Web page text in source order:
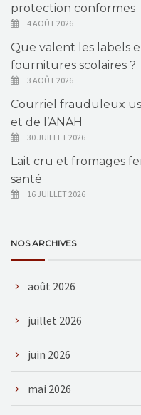
protection conformes
4 AOÛT 2026
Que valent les labels
fournitures scolaires ?
3 AOÛT 2026
Courriel frauduleux
et de l’ANAH
30 JUILLET 2026
Lait cru et fromages
santé
16 JUILLET 2026
NOS ARCHIVES
août 2026
juillet 2026
juin 2026
mai 2026